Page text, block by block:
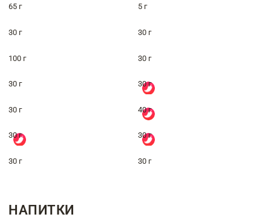
65 г 5 г
30 г 30 г
100 г 30 г
30 г 30 г
30 г 40 г
30 г 30 г
30 г 30 г
НАПИТКИ